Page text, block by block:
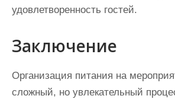
удовлетворенность гостей.
Заключение
Организация питания на
сложный, но увлекательный